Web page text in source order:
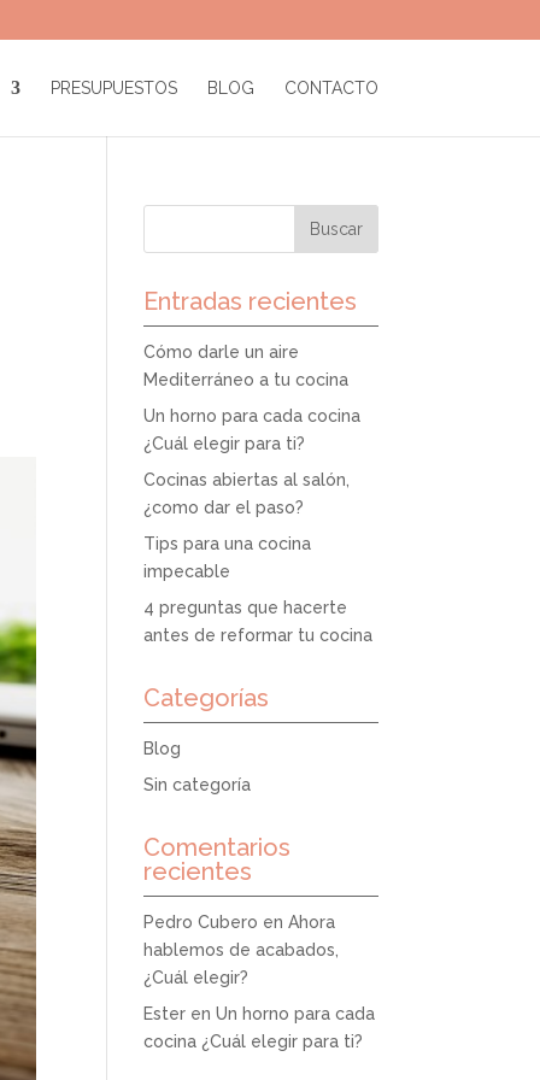
PRESUPUESTOS BLOG CONTACTO
Entradas recientes
Cómo darle un aire
Mediterráneo a tu cocina
Un horno para cada cocina
¿Cuál elegir para ti?
Cocinas abiertas al salón,
¿como dar el paso?
Tips para una cocina
impecable
4 preguntas que hacerte
antes de reformar tu cocina
Categorías
Blog
Sin categoría
Comentarios
recientes
Pedro Cubero enAhora
hablemos de acabados,
¿Cuál elegir?
Ester enUn horno para cada
cocina ¿Cuál elegir para ti?